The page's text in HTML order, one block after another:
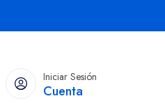
Iniciar Sesión
Cuenta